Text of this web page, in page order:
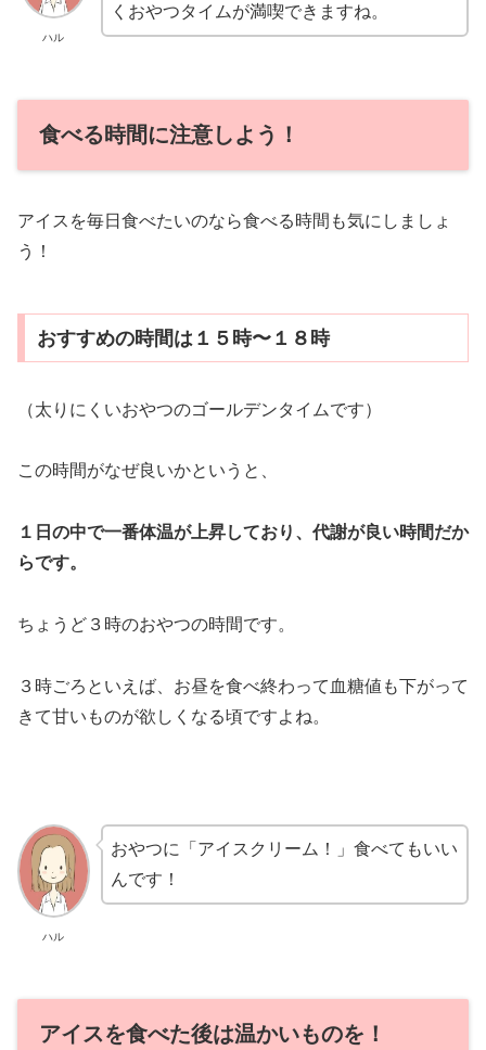
ハル
くおやつタイムが満喫できますね。
食べる時間に注意しよう！
アイスを毎日食べたいのなら食べる時間も気にしましょ
う！
おすすめの時間は１５時〜１８時
（太りにくいおやつのゴールデンタイムです）
この時間がなぜ良いかというと、
１日の中で一番体温が上昇しており、代謝が良い時間だか
らです。
ちょうど３時のおやつの時間です。
３時ごろといえば、お昼を食べ終わって血糖値も下がって
きて甘いものが欲しくなる頃ですよね。
ハル
おやつに「アイスクリーム！」食べてもいい
んです！
アイスを食べた後は温かいものを！